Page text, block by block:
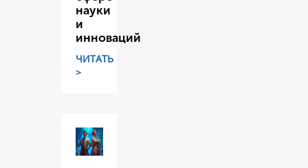
науки
и
инноваций
ЧИТАТЬ
>